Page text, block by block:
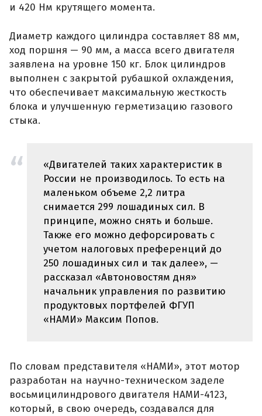
и 420 Нм крутящего момента.
Диаметр каждого цилиндра составляет 88 мм,
ход поршня — 90 мм, а масса всего двигателя
заявлена на уровне 150 кг. Блок цилиндров
выполнен с закрытой рубашкой охлаждения,
что обеспечивает максимальную жесткость
блока и улучшенную герметизацию газового
стыка.
«Двигателей таких характеристик в
России не производилось. То есть на
маленьком объеме 2,2 литра
снимается 299 лошадиных сил. В
принципе, можно снять и больше.
Также его можно дефорсировать с
учетом налоговых преференций до
250 лошадиных сил и так далее», —
рассказал «Автоновостям дня»
начальник управления по развитию
продуктовых портфелей ФГУП
«НАМИ» Максим Попов.
По словам представителя «НАМИ», этот мотор
разработан на научно-техническом заделе
восьмицилиндрового двигателя НАМИ-4123,
который, в свою очередь, создавался для